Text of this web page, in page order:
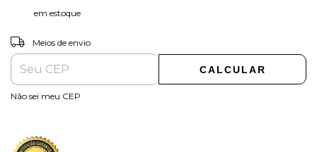
em estoque
Entregas para o CEP:
Meios de envio
CALCULAR
Não sei meu CEP